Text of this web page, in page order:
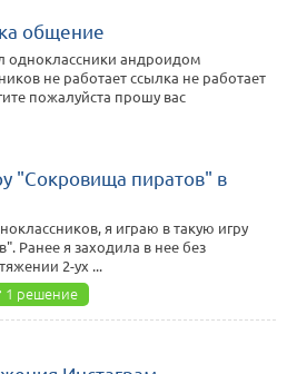
общение
одноклассники андроидом
не работает ссылка не работает
пожалуйста прошу вас
"Сокровища пиратов" в
я играю в такую игру
Ранее я заходила в нее без
2-ух ...
1 решение